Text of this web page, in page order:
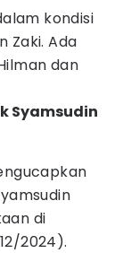
kondisi
Zaki. Ada
dan
Syamsudin
di
2024).